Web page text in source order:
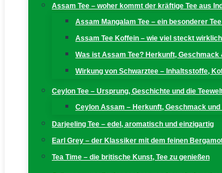
Assam Tee – woher kommt der kräftige Tee aus
Assam Mangalam Tee – ein besonderer
Assam Tee Koffein – wie viel steckt
Was ist Assam Tee? Herkunft, Geschmack
Wirkung von Schwarztee – Inhaltsstoffe,
Ceylon Tee – Ursprung, Geschichte und die
Ceylon Assam – Herkunft, Geschmack
Darjeeling Tee – edel, aromatisch und einzigartig
Earl Grey – der Klassiker mit dem feinen
Tea Time – die britische Kunst, Tee zu genießen